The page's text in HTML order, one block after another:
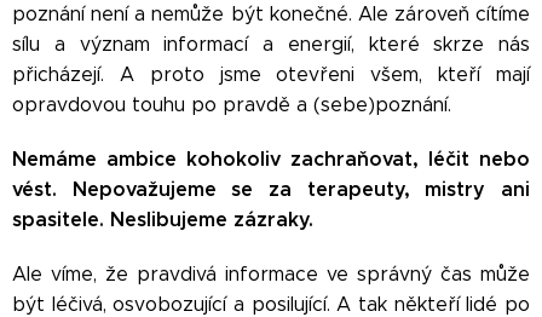
poznání není a nemůže být konečné. Ale zároveň cítíme
sílu a význam informací a energií, které skrze nás
přicházejí. A proto jsme otevřeni všem, kteří mají
opravdovou touhu po pravdě a (sebe)poznání.
Nemáme ambice kohokoliv zachraňovat, léčit nebo
vést. Nepovažujeme se za terapeuty, mistry ani
spasitele. Neslibujeme zázraky.
Ale víme, že pravdivá informace ve správný čas může
být léčivá, osvobozující a posilující. A tak někteří lidé po